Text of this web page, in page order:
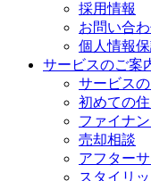
採用情報
お問い合
個人情報
サービスのご案
サービス
初めての
ファイナ
売却相談
アフター
スタイリ